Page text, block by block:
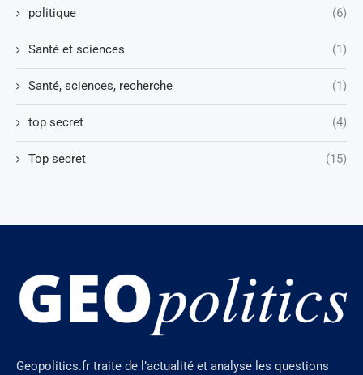
politique (6)
Santé et sciences (1)
Santé, sciences, recherche (1)
top secret (4)
Top secret (15)
Geopolitics.fr traite de l’actualité et analyse les questions